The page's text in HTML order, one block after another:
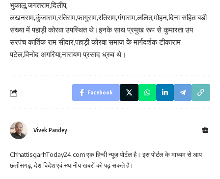
भुकालू,जगतराम,दिलीप,
लखनराम,कुंजाराम,रतिराम,फागुराम,रतिराम,गंगाराम,ललित,मोहन,दिना सहित बड़ी
संख्या में पहाड़ी कोरवा उपस्थित थे।इनके साथ प्रमुख रूप से कुमारता उप
सरपंच कार्तिक राम सीदार,पहाड़ी कोरवा समाज के मार्गदर्शक टीकाराम
पटेल,विनोद अगरिया,नारायण प्रसाद ध्रुव थे।
Facebook
Vivek Pandey
ChhattisgarhToday24.com एक हिन्दी न्यूज़ पोर्टल है। इस पोर्टल के माध्यम से आप
छत्तीसगढ़, देश-विदेश एवं स्थानीय खबरों को पढ़ सकते हैं।